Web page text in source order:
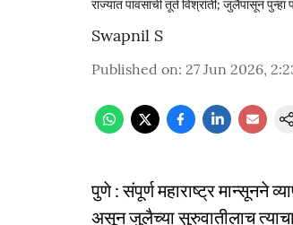
राज्यात पावसाची तूर्त विश्रांती; जुलैपासून
Swapnil S
Published on: 27 Jun 2026,
पुणे : संपूर्ण महाराष्ट्र मान्सूनने
असून जुलैच्या सुरुवातीलाच